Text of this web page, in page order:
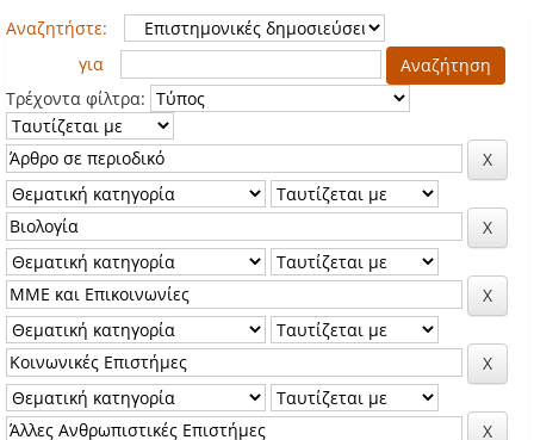
Αναζητήστε:
για
Τρέχοντα φίλτρα: